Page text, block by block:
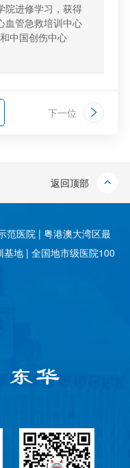
院进修学习，获得
血管急救培训中心
中国创伤中心
下一位
返回顶部
范医院 | 粤港澳大湾区最
地 | 全国地市级医院100